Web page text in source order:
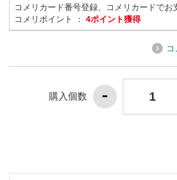
コメリカード番号登録、コメリカードでお
コメリポイント ： 4ポイント獲得
購入個数